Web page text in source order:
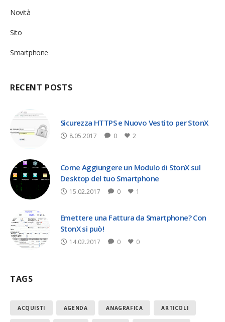
Novità
Sito
Smartphone
RECENT POSTS
Sicurezza HTTPS e Nuovo Vestito per StonX
8.05.2017 0 2
Come Aggiungere un Modulo di StonX sul
Desktop del tuo Smartphone
15.02.2017 0 1
Emettere una Fattura da Smartphone? Con
StonX si può!
14.02.2017 0 0
TAGS
ACQUISTI AGENDA ANAGRAFICA ARTICOLI